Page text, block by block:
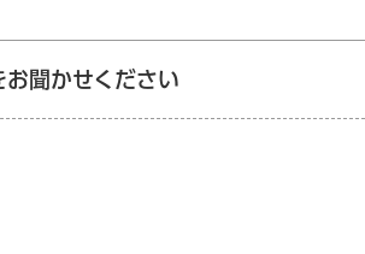
聞かせください